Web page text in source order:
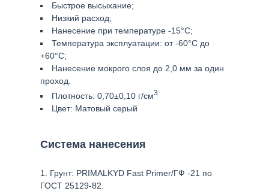
Быстрое высыхание;
Низкий расход;
Нанесение при температуре -15°С;
Температура эксплуатации: от -60°С до
+60°С;
Нанесение мокрого слоя до 2,0 мм за один
проход.
Плотность: 0,70±0,10 г/см3
Цвет: Матовый серый
Система нанесения
Грунт: PRIMALKYD Fast Primer/ГФ -21 по
ГОСТ 25129-82.